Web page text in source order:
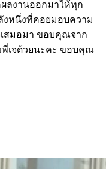
ลงานออกมาให้ทุก
หนึ่งที่คอยมอบความ
เสมอมา ขอบคุณจาก
พี่เจด้วยนะคะ ขอบคุณ